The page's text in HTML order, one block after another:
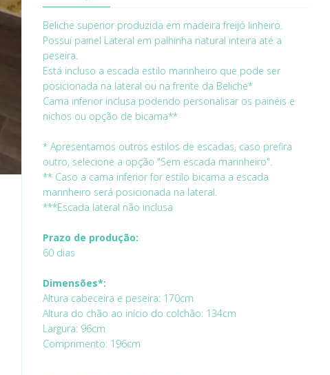
Beliche superior produzida em madeira freijó linheiro.
Possuí painel Lateral em palhinha natural inteira até a
peseira.
Está incluso a escada estilo marinheiro que pode ser
posicionada na lateral ou na frente da Beliche*
Cama inferior inclusa podendo personalisar os painéis e
nichos ou opção de bicama**
* Apresentamos outros estilos de escadas, caso prefira
outro, selecione a opção "Sem escada marinheiro".
** Caso a cama inferior for estilo bicama a escada
marinheiro será posicionada na lateral.
***Escada lateral não inclusa
Prazo de produção:
60 dias
Dimensões*:
Altura cabeceira e peseira: 170cm
Altura do chão ao início do colchão: 134cm
Largura: 96cm
Comprimento: 196cm